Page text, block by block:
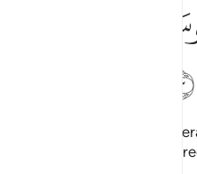
لقوم يومنون ٣
لِقَوْمٍۢ يُؤْمِنُونَ ٣
ﲝ
Te narro parte de la
Faraón, para la gente que